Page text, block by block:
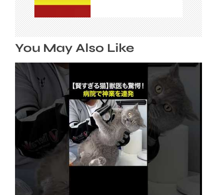
You May Also Like
【賢すぎる猫】獣医も驚愕！病院で神業を連発
2026年8月6日